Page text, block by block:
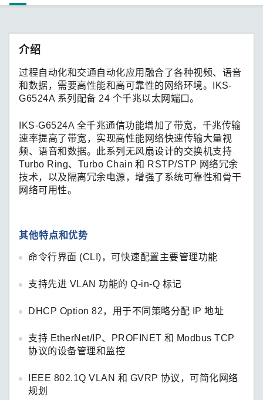
介绍
过程自动化和交通自动化应用融合了各种视频、语音
和数据，需要高性能和高可靠性的网络环境。IKS-
G6524A 系列配备 24 个千兆以太网端口。
IKS-G6524A 全千兆通信功能增加了带宽，千兆传输
速率提高了带宽，实现高性能网络快速传输大量视
频、语音和数据。此系列无风扇设计的交换机支持
Turbo Ring、Turbo Chain 和 RSTP/STP 网络冗余
技术，以及隔离冗余电源，增强了系统可靠性和骨干
网络可用性。
其他特点和优势
命令行界面 (CLI)，可快速配置主要管理功能
支持先进 VLAN 功能的 Q-in-Q 标记
DHCP Option 82，用于不同策略分配 IP 地址
支持 EtherNet/IP、PROFINET 和 Modbus TCP
协议的设备管理和监控
IEEE 802.1Q VLAN 和 GVRP 协议，可简化网络
规划